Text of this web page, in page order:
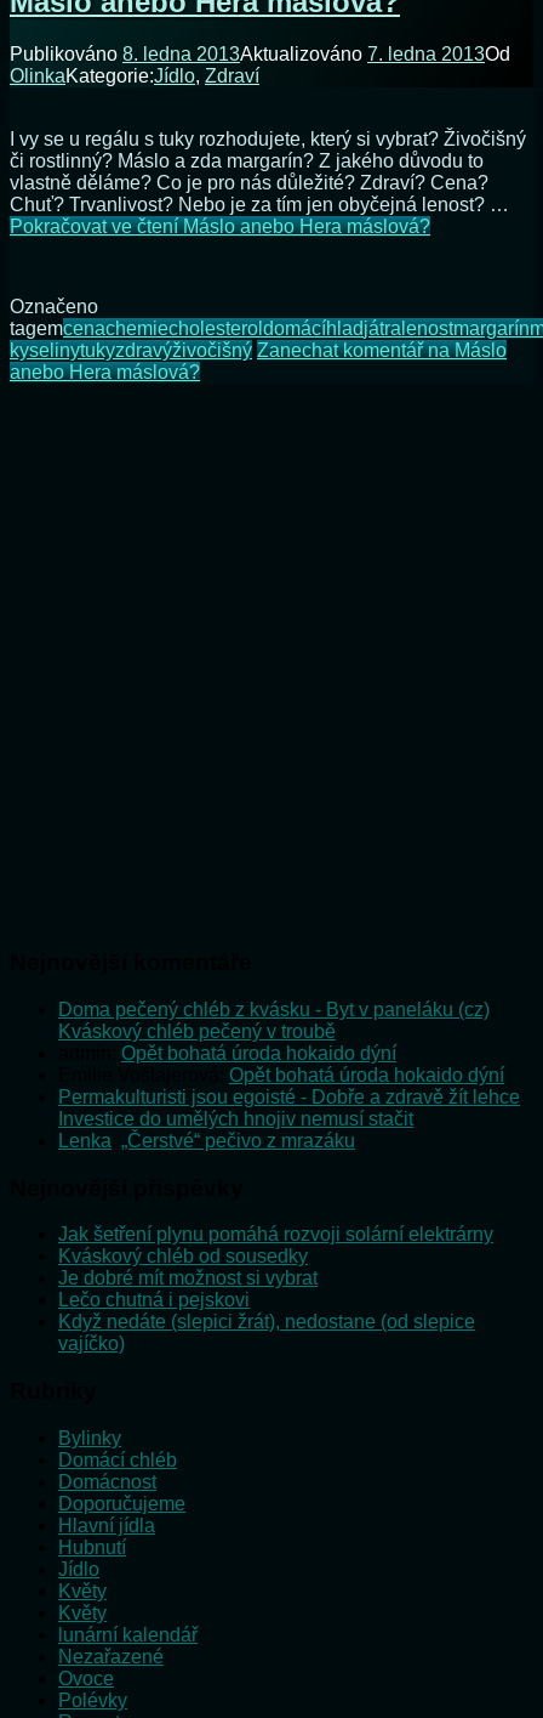
Publikováno 8. ledna 2013Aktualizováno 7. ledna 2013Od
OlinkaKategorie:Jídlo, Zdraví
I vy se u regálu s tuky rozhodujete, který si vybrat? Živočišný
či rostlinný? Máslo a zda margarín? Z jakého důvodu to
vlastně děláme? Co je pro nás důležité? Zdraví? Cena?
Chuť? Trvanlivost? Nebo je za tím jen obyčejná lenost? …
Pokračovat ve čteníMáslo anebo Hera máslová?
Označeno
tagemcenachemiecholesteroldomácíhladjátralenostmargarín
kyselinytukyzdravýživočišný Zanechat komentářna Máslo
anebo Hera máslová?
Doma pečený chléb z kvásku - Byt v paneláku (cz)
Kváskový chléb pečený v troubě
Opět bohatá úroda hokaido dýní
Opět bohatá úroda hokaido dýní
Permakulturisti jsou egoisté - Dobře a zdravě žít lehce
Investice do umělých hnojiv nemusí stačit
Lenka „Čerstvé“ pečivo z mrazáku
Jak šetření plynu pomáhá rozvoji solární elektrárny
Kváskový chléb od sousedky
Je dobré mít možnost si vybrat
Lečo chutná i pejskovi
Když nedáte (slepici žrát), nedostane (od slepice
vajíčko)
Bylinky
Domácí chléb
Domácnost
Doporučujeme
Hlavní jídla
Hubnutí
Jídlo
Květy
Květy
lunární kalendář
Nezařazené
Ovoce
Polévky